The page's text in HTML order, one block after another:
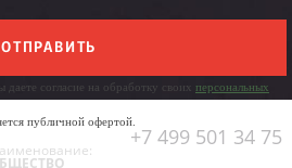
ОТПРАВИТЬ
согласие на обработку своих персональных
публичной офертой.
+7 499 501 34 75